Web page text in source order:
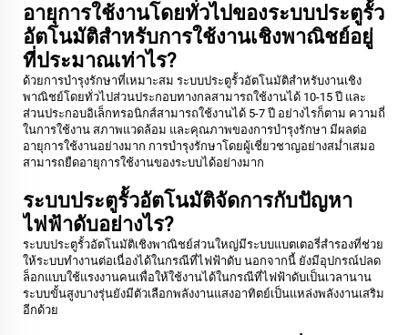
อายุการใช้งานโดยทั่วไปของระบบประตูรั้ว
อัตโนมัติสำหรับการใช้งานเชิงพาณิชย์อยู่
ที่ประมาณเท่าไร?
ด้วยการบำรุงรักษาที่เหมาะสม ระบบประตูรั้วอัตโนมัติสำหรับงานเชิง
พาณิชย์โดยทั่วไปส่วนประกอบทางกลสามารถใช้งานได้ 10-15 ปี และ
ส่วนประกอบอิเล็กทรอนิกส์สามารถใช้งานได้ 5-7 ปี อย่างไรก็ตาม ความถี่
ในการใช้งาน สภาพแวดล้อม และคุณภาพของการบำรุงรักษา มีผลต่อ
อายุการใช้งานอย่างมาก การบำรุงรักษาโดยผู้เชี่ยวชาญอย่างสม่ำเสมอ
สามารถยืดอายุการใช้งานของระบบได้อย่างมาก
ระบบประตูรั้วอัตโนมัติจัดการกับปัญหา
ไฟฟ้าดับอย่างไร?
ระบบประตูรั้วอัตโนมัติเชิงพาณิชย์ส่วนใหญ่มีระบบแบตเตอรี่สำรองที่ช่วย
ให้ระบบทำงานต่อเนื่องได้ในกรณีที่ไฟฟ้าดับ นอกจากนี้ ยังมีอุปกรณ์ปลด
ล็อกแบบใช้แรงงานคนเพื่อให้ใช้งานได้ในกรณีที่ไฟฟ้าดับเป็นเวลานาน
ระบบขั้นสูงบางรุ่นยังมีตัวเลือกพลังงานแสงอาทิตย์เป็นแหล่งพลังงานเสริม
อีกด้วย